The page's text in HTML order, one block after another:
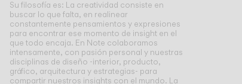
Su filosofía es: La creatividad consiste en
buscar lo que falta, en realinear
constantemente pensamientos y expresiones
para encontrar ese momento de insight en el
que todo encaja. En Note colaboramos
intensamente, con pasión personal y nuestras
disciplinas de diseño -interior, producto,
gráfico, arquitectura y estrategias- para
compartir nuestros insights con el mundo. La